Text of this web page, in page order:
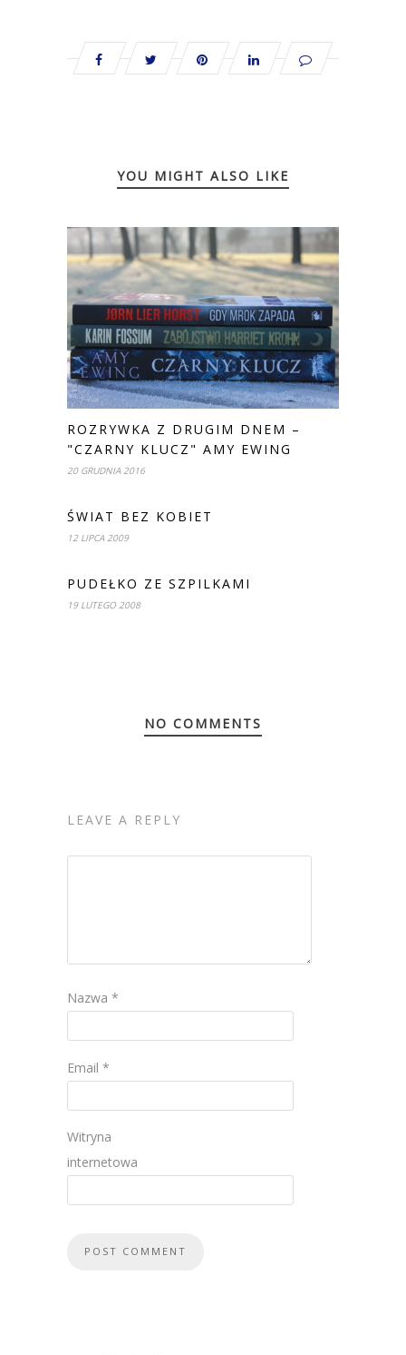
YOU MIGHT ALSO LIKE
ROZRYWKA Z DRUGIM DNEM –
"CZARNY KLUCZ" AMY EWING
20 GRUDNIA 2016
ŚWIAT BEZ KOBIET
12 LIPCA 2009
PUDEŁKO ZE SZPILKAMI
19 LUTEGO 2008
NO COMMENTS
LEAVE A REPLY
Nazwa *
Email *
Witryna
internetowa